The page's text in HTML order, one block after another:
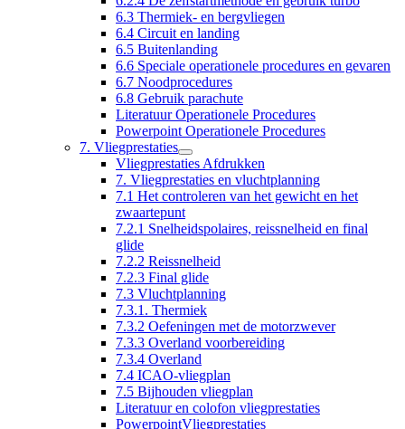
6.3 Thermiek- en bergvliegen
6.4 Circuit en landing
6.5 Buitenlanding
6.6 Speciale operationele procedures en gevaren
6.7 Noodprocedures
6.8 Gebruik parachute
Literatuur Operationele Procedures
Powerpoint Operationele Procedures
7. Vliegprestaties
Vliegprestaties Afdrukken
7. Vliegprestaties en vluchtplanning
7.1 Het controleren van het gewicht en het
zwaartepunt
7.2.1 Snelheidspolaires, reissnelheid en final
glide
7.2.2 Reissnelheid
7.2.3 Final glide
7.3 Vluchtplanning
7.3.1. Thermiek
7.3.2 Oefeningen met de motorzwever
7.3.3 Overland voorbereiding
7.3.4 Overland
7.4 ICAO-vliegplan
7.5 Bijhouden vliegplan
Literatuur en colofon vliegprestaties
PowerpointVliegprestaties